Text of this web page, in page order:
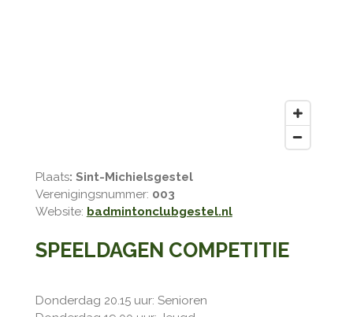
Plaats: Sint-Michielsgestel
Verenigingsnummer: 003
Website: badmintonclubgestel.nl
SPEELDAGEN COMPETITIE
Donderdag 20.15 uur: Senioren